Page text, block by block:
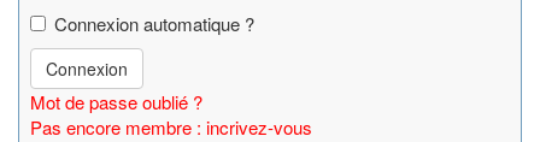
Connexion automatique ?
Connexion
Mot de passe oublié ?
Pas encore membre : incrivez-vous